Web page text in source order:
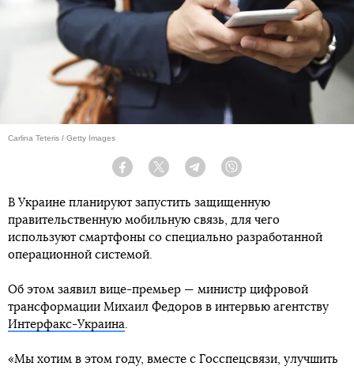
Carlina Teteris / Getty Images
Facebook Twitter Telegram
В Украине планируют запустить защищенную
правительственную мобильную связь, для чего
используют смартфоны со специально разработанной
операционной системой.
Об этом заявил вице-премьер — министр цифровой
трансформации Михаил Федоров в интервью агентству
Интерфакс-Украина.
«Мы хотим в этом году, вместе с Госспецсвязи, улучшить